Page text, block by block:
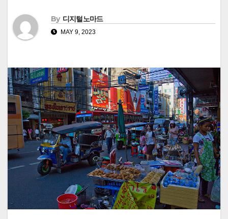
By 디지털노마드
MAY 9, 2023